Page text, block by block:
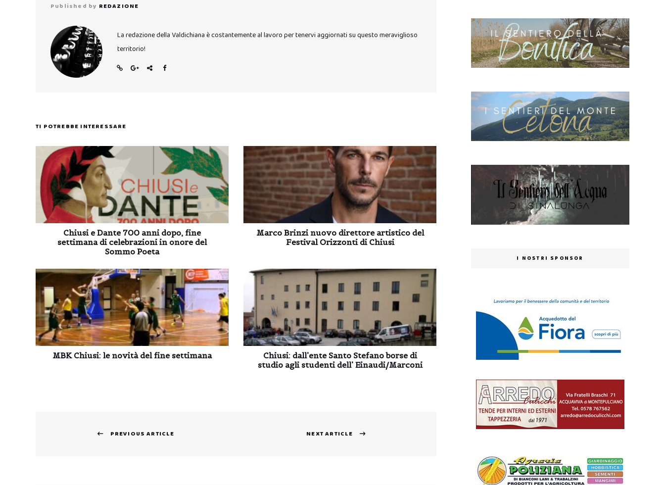
Published by REDAZIONE
La redazione della Valdichiana è costantemente al lavoro per tenervi aggiornati su questo meraviglioso
territorio!
TI POTREBBE INTERESSARE
Chiusi e Dante 700 anni dopo, fine
settimana di celebrazioni in onore del
Sommo Poeta
Marco Brinzi nuovo direttore artistico del
Festival Orizzonti di Chiusi
MBK Chiusi: le novità del fine settimana
Chiusi: dall’ente Santo Stefano borse di
studio agli studenti dell’ Einaudi/Marconi
PREVIOUS ARTICLE NEXT ARTICLE
I NOSTRI SPONSOR